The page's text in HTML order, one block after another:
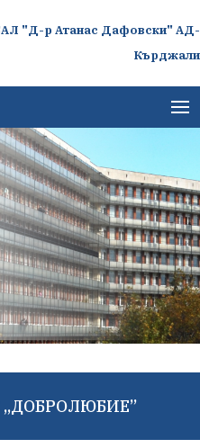
"Д-р Атанас Дафовски" АД-
Кърджали